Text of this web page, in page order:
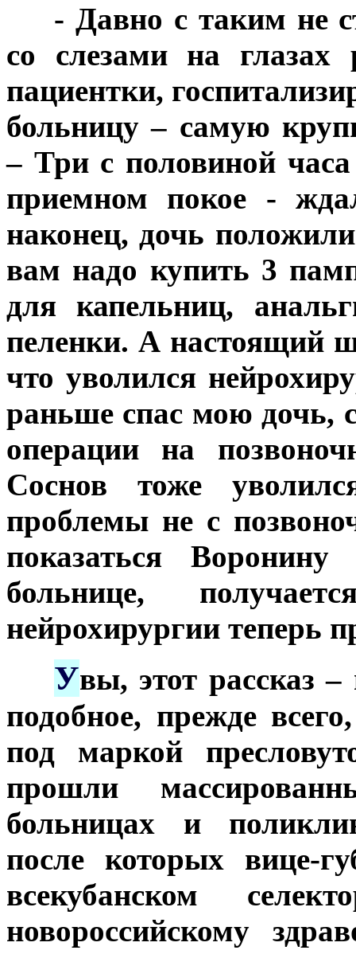
- Давно с таким не
со слезами на глазах
пациентки,
больницу – самую
– Три с половиной
приемном покое -
наконец, дочь
вам надо купить 3
для капельниц,
пеленки. А настоящий
что уволился
раньше спас мою дочь,
операции на
Соснов тоже
проблемы не с
показаться
больнице,
нейрохирургии теперь
Увы, этот рассказ
подобное, прежде
под маркой
прошли
больницах и
после которых вице-
всекубанском
новороссийскому